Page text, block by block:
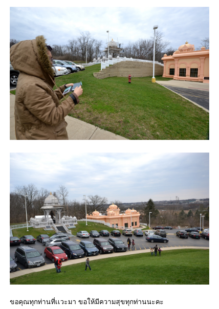
ขอคุณทุกท่านที่เเวะมา ขอให้มีความสุขทุกท่านนะคะ